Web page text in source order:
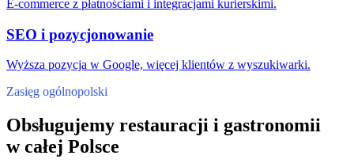
E-commerce z płatnościami i integracjami kurierskimi.
SEO i pozycjonowanie
Wyższa pozycja w Google, więcej klientów z wyszukiwarki.
Zasięg ogólnopolski
Obsługujemy restauracji i gastronomii
w całej Polsce